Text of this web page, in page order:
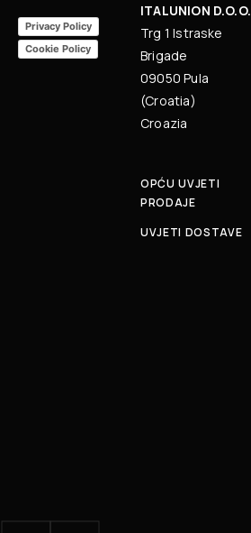
Privacy Policy
Cookie Policy
ITALUNION D.O.O.
Trg 1 Istraske
Brigade
09050 Pula
(Croatia)
Croazia
OPĆU UVJETI
PRODAJE
UVJETI DOSTAVE